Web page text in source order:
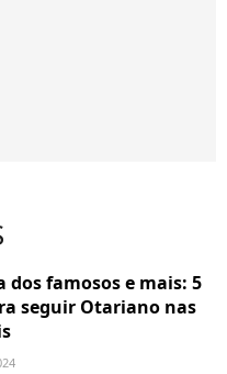
dos famosos e mais: 5
seguir Otariano nas